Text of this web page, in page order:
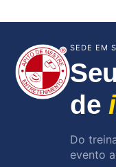
SEDE EM
de
Do
evento